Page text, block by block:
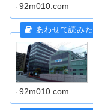
92m010.com
92m010.com